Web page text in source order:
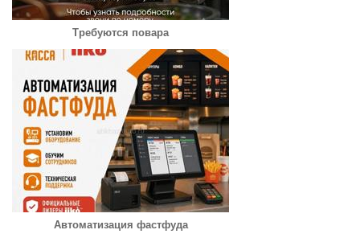
Требуются повара
Автоматизация фастфуда